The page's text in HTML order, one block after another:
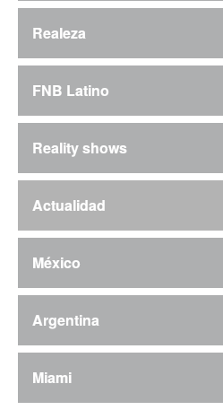
Realeza
FNB Latino
Reality shows
Actualidad
México
Argentina
Miami